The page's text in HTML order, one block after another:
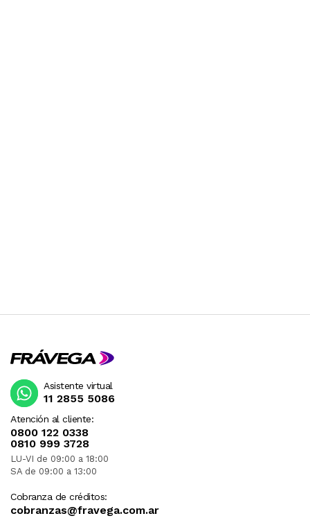
Atención al cliente:
0800 122 0338
0810 999 3728
LU-VI de 09:00 a 18:00
SA de 09:00 a 13:00
Cobranza de créditos:
cobranzas@fravega.com.ar
Asistente virtual
11 2855 5086